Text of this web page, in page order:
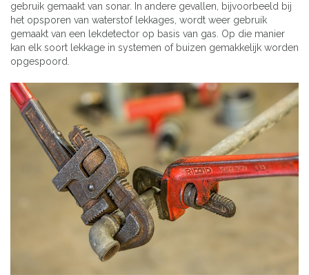
gebruik gemaakt van sonar. In andere gevallen, bijvoorbeeld bij
het opsporen van waterstof lekkages, wordt weer gebruik
gemaakt van een lekdetector op basis van gas. Op die manier
kan elk soort lekkage in systemen of buizen gemakkelijk worden
opgespoord.